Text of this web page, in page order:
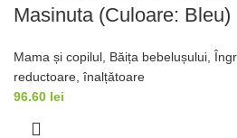
Masinuta (Culoare: Bleu)
Mama și copilul Băița bebelușului
reductoare, înalțǎtoare
96.60 lei